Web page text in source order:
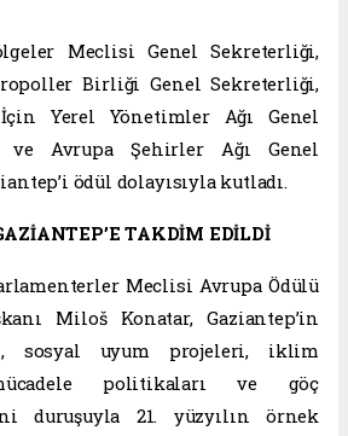
Meclisi Genel Sekreterliği,
Birliği Genel Sekreterliği,
Yerel Yönetimler Ağı Genel
Avrupa Şehirler Ağı Genel
ödül dolayısıyla kutladı.
TAKDİM EDİLDİ
Meclisi Avrupa Ödülü
Miloš Konatar, Gaziantep’in
sosyal uyum projeleri, iklim
politikaları ve göç
duruşuyla 21. yüzyılın örnek